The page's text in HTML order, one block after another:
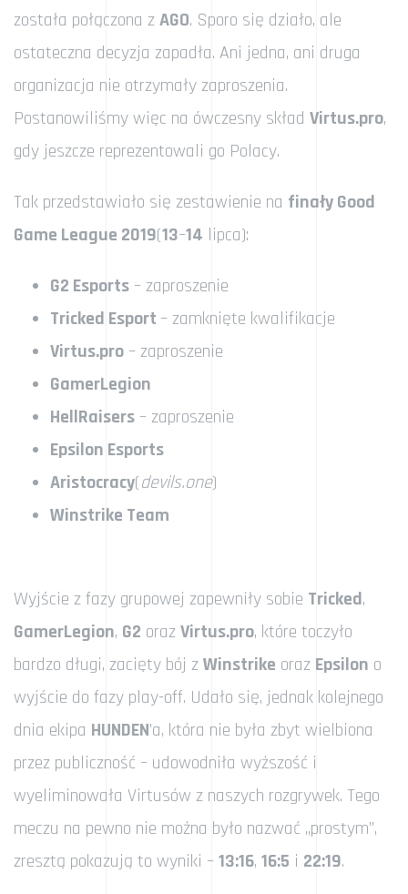
została połączona zAGO. Sporo się działo, ale
ostateczna decyzja zapadła. Ani jedna, ani druga
organizacja nie otrzymały zaproszenia.
Postanowiliśmy więc na ówczesny skład Virtus.pro,
gdy jeszcze reprezentowali go Polacy.
Tak przedstawiało się zestawienie na finały Good
Game League 2019(13–14 lipca):
G2 Esports – zaproszenie
Tricked Esport – zamknięte kwalifikacje
Virtus.pro – zaproszenie
GamerLegion
HellRaisers – zaproszenie
Epsilon Esports
Aristocracy(devils.one)
Winstrike Team
Wyjście z fazy grupowej zapewniły sobie Tricked,
GamerLegion, G2 orazVirtus.pro, które toczyło
bardzo długi, zacięty bój zWinstrike oraz Epsilon o
wyjście do fazy play-off. Udało się, jednak kolejnego
dnia ekipa HUNDEN’a, która nie była zbyt wielbiona
przez publiczność – udowodniła wyższość i
wyeliminowała Virtusów z naszych rozgrywek. Tego
meczu na pewno nie można było nazwać „prostym”,
zresztą pokazują to wyniki –13:16, 16:5 i 22:19.